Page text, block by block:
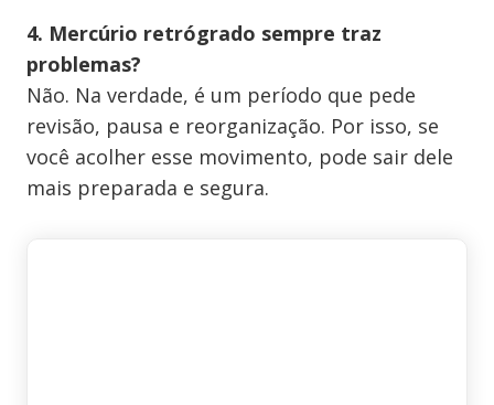
4. Mercúrio retrógrado sempre traz
problemas?
Não. Na verdade, é um período que pede
revisão, pausa e reorganização. Por isso, se
você acolher esse movimento, pode sair dele
mais preparada e segura.